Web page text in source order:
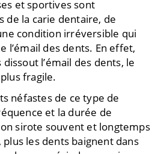
et sportives sont
de la carie dentaire, de
condition irréversible qui
l’émail des dents. En effet,
l’émail des dents, le
fragile.
néfastes de ce type de
et la durée de
sirote souvent et longtemps
les dents baignent dans